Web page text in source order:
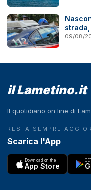
09/08/
il Lametino.it
Il quotidiano on line di
RESTA SEMPRE
Scarica l'App
Download on the
App Store